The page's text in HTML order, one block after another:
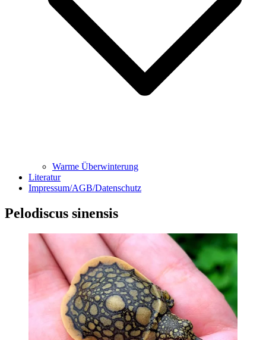
Warme Überwinterung
Literatur
Impressum/AGB/Datenschutz
Pelodiscus sinensis